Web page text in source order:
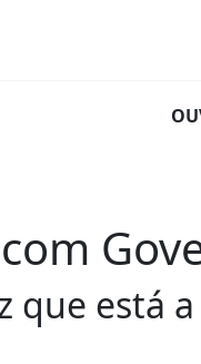
que está